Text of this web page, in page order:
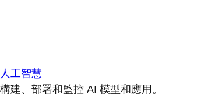
人工智慧
構建、部署和監控 AI 模型和應用。